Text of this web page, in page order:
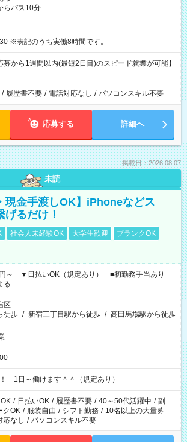
らバス10分
8:00～17:30 ※表記のうち実働8時間です。
募から1週間以内(最短2日目)のスピード就業が可能】
/ 履歴書不要 / 電話対応なし / パソコンスキル不要
応募する 詳細へ
掲載日：2026.08.07
未読
現金手渡しOK】iPhoneなどス
げるだけ！
社会人未経験OK 大学生歓迎
ブランクOK
～ ▼日払いOK（規定あり） ■初勤務手当あり
る
区
徒歩 / 新宿三丁目駅から徒歩 / 高田馬場駅から徒歩
1日～働けます＾＾（規定あり）
/ 日払いOK / 履歴書不要 / 40～50代活躍中 / 副
クOK / 服装自由 / シフト勤務 / 10名以上の大量募
応なし / パソコンスキル不要